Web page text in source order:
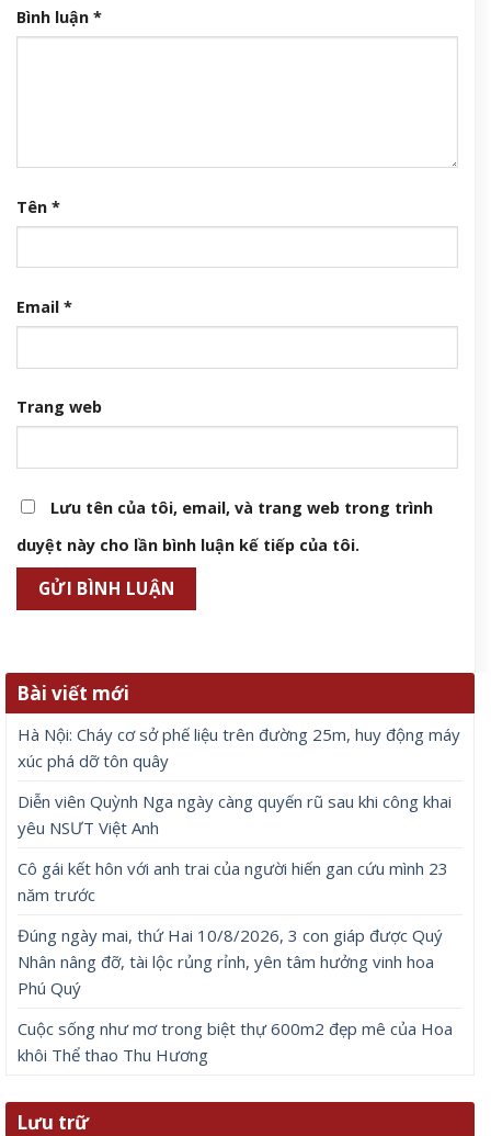
Bình luận *
Tên *
Email *
Trang web
Lưu tên của tôi, email, và trang web trong trình
duyệt này cho lần bình luận kế tiếp của tôi.
Bài viết mới
Hà Nội: Cháy cơ sở phế liệu trên đường 25m, huy động máy
xúc phá dỡ tôn quây
Diễn viên Quỳnh Nga ngày càng quyến rũ sau khi công khai
yêu NSƯT Việt Anh
Cô gái kết hôn với anh trai của người hiến gan cứu mình 23
năm trước
Đúng ngày mai, thứ Hai 10/8/2026, 3 con giáp được Quý
Nhân nâng đỡ, tài lộc rủng rỉnh, yên tâm hưởng vinh hoa
Phú Quý
Cuộc sống như mơ trong biệt thự 600m2 đẹp mê của Hoa
khôi Thể thao Thu Hương
Lưu trữ